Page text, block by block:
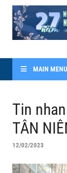
MAIN MENU
Tin
TÂN
12/02/2023